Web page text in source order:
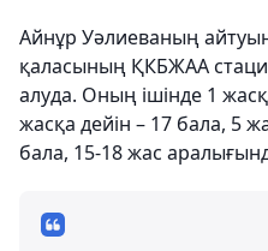
Айнұр Уәлиеваның
қаласының ҚКБЖАА
алуда. Оның ішінде 1
жасқа дейін – 17 бала, 5
бала, 15-18 жас